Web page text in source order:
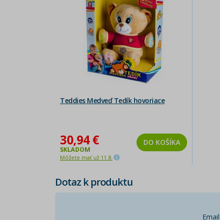
Teddies Medveď Tedík hovoriace
30,94 €
SKLADOM
Môžete mať už 11.8.
DO KOŠÍKA
Dotaz k produktu